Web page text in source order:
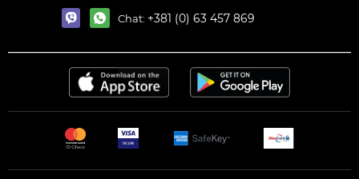
Chat: +381 (0) 63 457 869